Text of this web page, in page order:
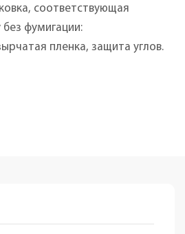
соответствующая
фумигации:
пленка, защита углов.